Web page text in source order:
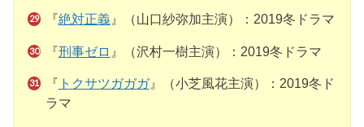
『絶対正義』（山口紗弥加主演）：2019冬ドラマ
『刑事ゼロ 』（沢村一樹主演）：2019冬ドラマ
『 トクサツガガガ』（小芝風花主演）：2019冬ド
ラマ